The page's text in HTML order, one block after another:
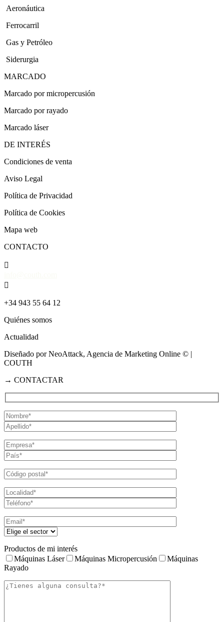
Aeronáutica
Ferrocarril
Gas y Petróleo
Siderurgia
MARCADO
Marcado por micropercusión
Marcado por rayado
Marcado láser
DE INTERÉS
Condiciones de venta
Aviso Legal
Política de Privacidad
Política de Cookies
Mapa web
CONTACTO


+34 943 55 64 12
Quiénes somos
Actualidad
Diseñado por NeoAttack, Agencia de Marketing Online © |
COUTH
→ CONTACTAR
Productos de mi interés
Máquinas Láser
Máquinas Micropercusión
Máquinas
Rayado